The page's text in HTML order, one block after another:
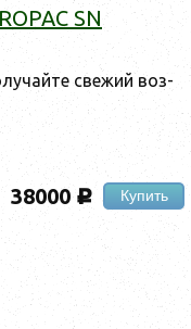
SN
све­жий воз­
38000 c Купить